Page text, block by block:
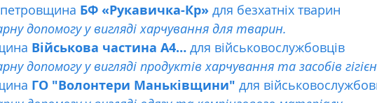
БФ «Рукавичка-Кр» для безхатніх тварин
допомогу у вигляді харчування для тварин.
Військова частина А4… для військовослужбовців
допомогу у вигляді продуктів харчування та засобів
ГО "Волонтери Маньківщини" для